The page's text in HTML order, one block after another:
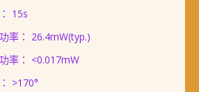
15s
率： 26.4mW(typ.)
率： <0.017mW
>170°